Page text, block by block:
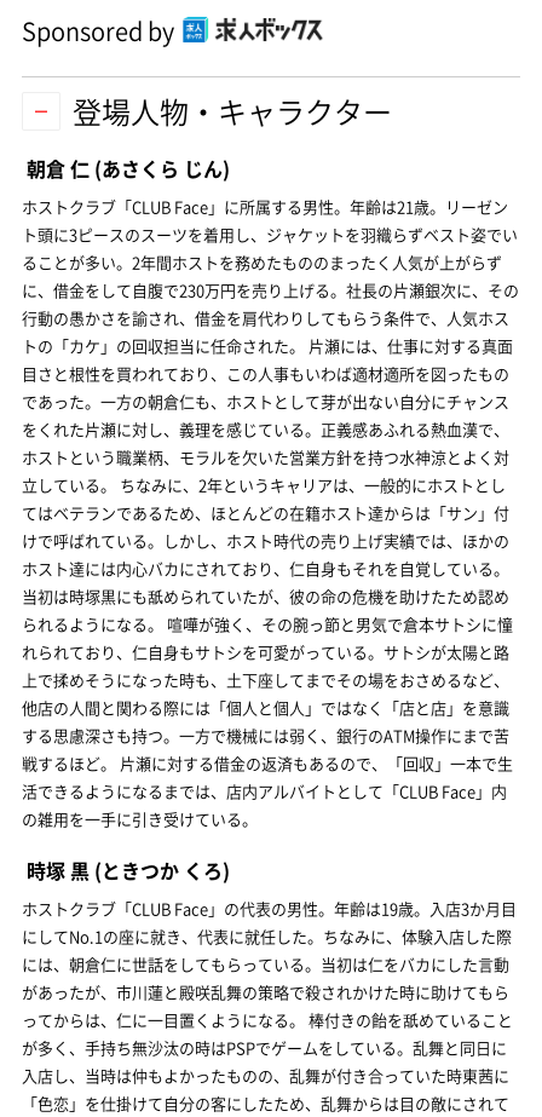
Sponsored by
登場人物・キャラクター
朝倉 仁 (あさくら じん)
ホストクラブ「CLUB Face」に所属する男性。年齢は21歳。リーゼン
ト頭に3ピースのスーツを着用し、ジャケットを羽織らずベスト姿でい
ることが多い。2年間ホストを務めたもののまったく人気が上がらず
に、借金をして自腹で230万円を売り上げる。社長の片瀬銀次に、その
行動の愚かさを諭され、借金を肩代わりしてもらう条件で、人気ホス
トの「カケ」の回収担当に任命された。 片瀬には、仕事に対する真面
目さと根性を買われており、この人事もいわば適材適所を図ったもの
であった。一方の朝倉仁も、ホストとして芽が出ない自分にチャンス
をくれた片瀬に対し、義理を感じている。正義感あふれる熱血漢で、
ホストという職業柄、モラルを欠いた営業方針を持つ水神涼とよく対
立している。 ちなみに、2年というキャリアは、一般的にホストとし
てはベテランであるため、ほとんどの在籍ホスト達からは「サン」付
けで呼ばれている。しかし、ホスト時代の売り上げ実績では、ほかの
ホスト達には内心バカにされており、仁自身もそれを自覚している。
当初は時塚黒にも舐められていたが、彼の命の危機を助けたため認め
られるようになる。 喧嘩が強く、その腕っ節と男気で倉本サトシに憧
れられており、仁自身もサトシを可愛がっている。サトシが太陽と路
上で揉めそうになった時も、土下座してまでその場をおさめるなど、
他店の人間と関わる際には「個人と個人」ではなく「店と店」を意識
する思慮深さも持つ。一方で機械には弱く、銀行のATM操作にまで苦
戦するほど。 片瀬に対する借金の返済もあるので、「回収」一本で生
活できるようになるまでは、店内アルバイトとして「CLUB Face」内
の雑用を一手に引き受けている。
時塚 黒 (ときつか くろ)
ホストクラブ「CLUB Face」の代表の男性。年齢は19歳。入店3か月目
にしてNo.1の座に就き、代表に就任した。ちなみに、体験入店した際
には、朝倉仁に世話をしてもらっている。当初は仁をバカにした言動
があったが、市川蓮と殿咲乱舞の策略で殺されかけた時に助けてもら
ってからは、仁に一目置くようになる。 棒付きの飴を舐めていること
が多く、手持ち無沙汰の時はPSPでゲームをしている。乱舞と同日に
入店し、当時は仲もよかったものの、乱舞が付き合っていた時東茜に
「色恋」を仕掛けて自分の客にしたため、乱舞からは目の敵にされて